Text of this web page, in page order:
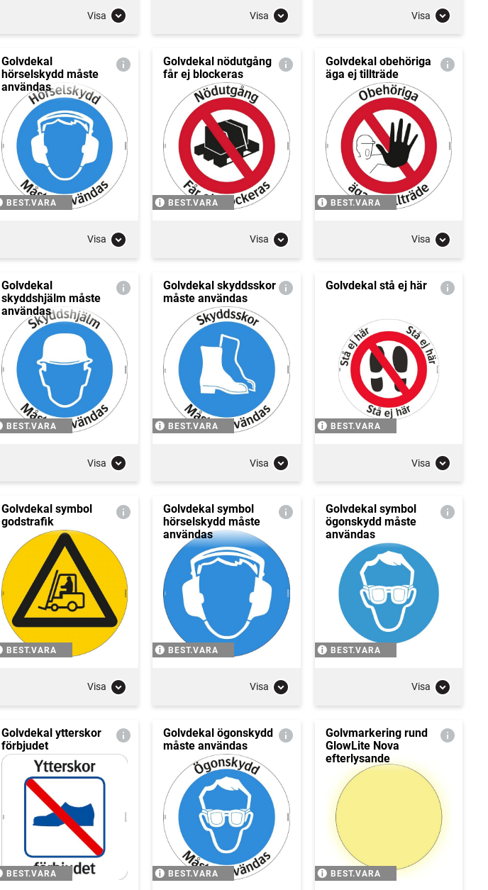
Visa Visa Visa
Golvdekal
hörselskydd måste
användas
BEST.VARA
Visa
Golvdekal nödutgång
får ej blockeras
BEST.VARA
Visa
Golvdekal obehöriga
äga ej tillträde
BEST.VARA
Visa
Golvdekal
skyddshjälm måste
användas
BEST.VARA
Visa
Golvdekal skyddsskor
måste användas
BEST.VARA
Visa
Golvdekal stå ej här
BEST.VARA
Visa
Golvdekal symbol
godstrafik
BEST.VARA
Visa
Golvdekal symbol
hörselskydd måste
användas
BEST.VARA
Visa
Golvdekal symbol
ögonskydd måste
användas
BEST.VARA
Visa
Golvdekal ytterskor
förbjudet
BEST.VARA
Golvdekal ögonskydd
måste användas
BEST.VARA
Golvmarkering rund
GlowLite Nova
efterlysande
BEST.VARA